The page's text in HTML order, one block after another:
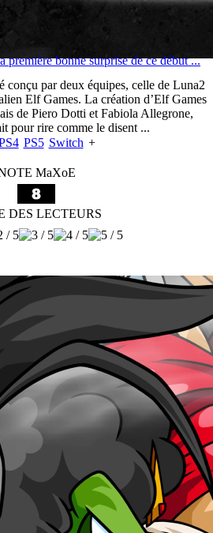
bonne surprise de ce début ...
conçu par deux équipes, celle de Luna2
Elf Games. La création d’Elf Games
de Piero Dotti et Fabiola Allegrone,
pour rire comme le disent ...
PS5 Switch +
MaXoE
DES LECTEURS